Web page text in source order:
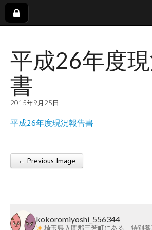
会
福
祉
法
蓬
平成26年度
書
2015年9月25日
平成26年度現況報告書
Post navigation
← Previous Image
kokoromiyoshi_556344